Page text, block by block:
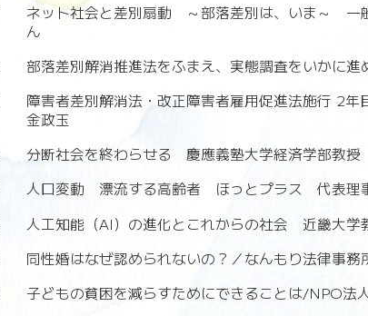
ネット社会と差別扇動 ～部落差別は、いま～ 一
ん
部落差別解消推進法をふまえ、実態調査をいかに
障害者差別解消法・改正障害者雇用促進法施行
金政玉
分断社会を終わらせる 慶應義塾大学経済学部教
人口変動 漂流する高齢者 ほっとプラス 代表
人工知能（AI）の進化とこれからの社会 近畿大学
同性婚はなぜ認められないの？／なんもり法律事
子どもの貧困を減らすためにできることは/NPO